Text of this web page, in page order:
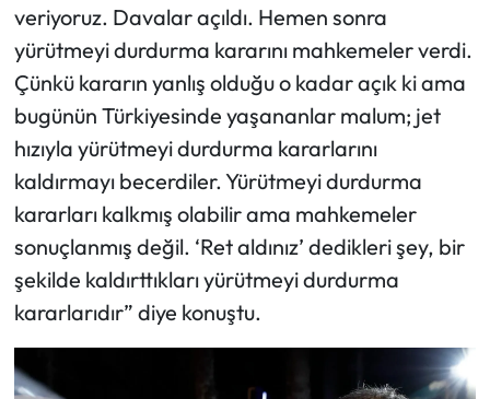
veriyoruz. Davalar açıldı. Hemen sonra
yürütmeyi durdurma kararını mahkemeler verdi.
Çünkü kararın yanlış olduğu o kadar açık ki ama
bugünün Türkiyesinde yaşananlar malum; jet
hızıyla yürütmeyi durdurma kararlarını
kaldırmayı becerdiler. Yürütmeyi durdurma
kararları kalkmış olabilir ama mahkemeler
sonuçlanmış değil. ‘Ret aldınız’ dedikleri şey, bir
şekilde kaldırttıkları yürütmeyi durdurma
kararlarıdır” diye konuştu.